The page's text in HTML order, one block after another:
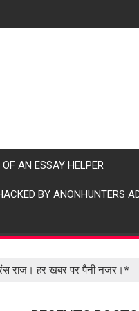
"हर खबर पर पैनी नजर"
AN ESSAY HELPER
BY ANONHUNTERS
प्रिंस राज। हर खबर पर पैनी नजर।*